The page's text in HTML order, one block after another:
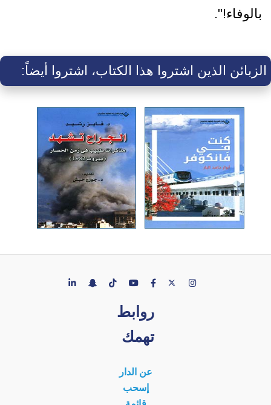
بالوفاء!".
الزبائن الذين اشتروا هذا الكتاب، اشتروا أيضاً:
روابط
تهمك
عن الدار
إسحب